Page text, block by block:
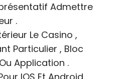
Admettre
.
Le Casino ,
Particulier , Bloc
Application .